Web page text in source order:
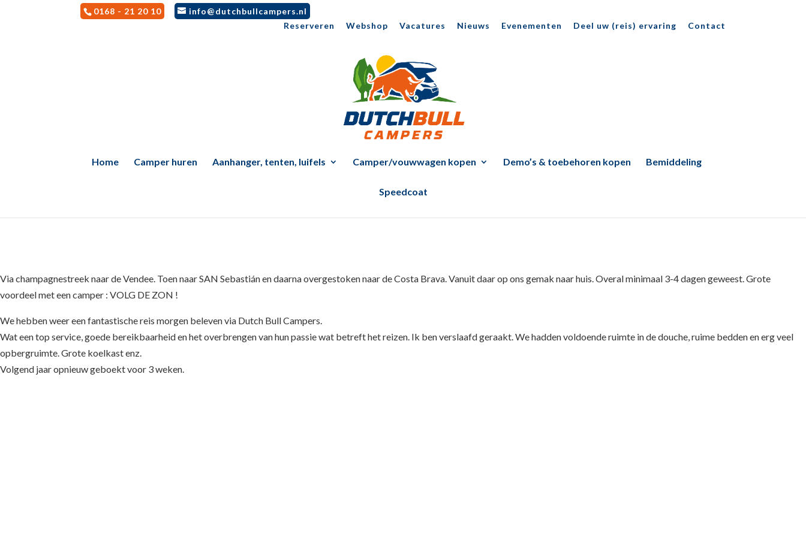
0168 - 21 20 10
info@dutchbullcampers.nl
Reserveren
Webshop Vacatures Nieuws Evenementen Deel uw (reis) ervaring Contact
Home Camper huren Aanhanger, tenten, luifels Camper/vouwwagen kopen Demo’s & toebehoren kopen Bemiddeling
Speedcoat
Via champagnestreek naar de Vendee. Toen naar SAN Sebastián en daarna overgestoken naar de Costa Brava. Vanuit daar op ons gemak naar huis. Overal minimaal 3-4 dagen geweest. Grote
voordeel met een camper : VOLG DE ZON !
We hebben weer een fantastische reis morgen beleven via Dutch Bull Campers.
Wat een top service, goede bereikbaarheid en het overbrengen van hun passie wat betreft het reizen. Ik ben verslaafd geraakt. We hadden voldoende ruimte in de douche, ruime bedden en erg veel
opbergruimte. Grote koelkast enz.
Volgend jaar opnieuw geboekt voor 3 weken.